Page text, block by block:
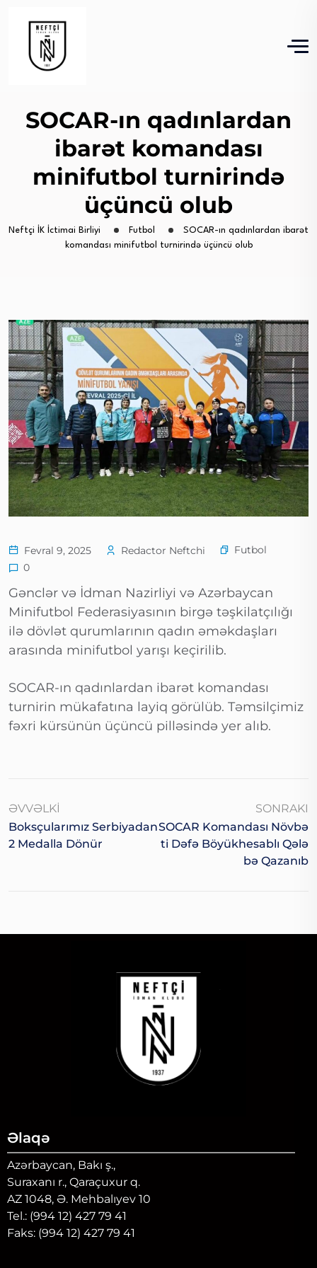
SOCAR-ın qadınlardan
ibarət komandası
minifutbol turnirində
üçüncü olub
Neftçi İK İctimai Birliyi Futbol
SOCAR-ın qadınlardan ibarət
komandası minifutbol turnirində üçüncü olub
Fevral 9, 2025 Redactor Neftchi
Futbol
0
Gənclər və İdman Nazirliyi və Azərbaycan
Minifutbol Federasiyasının birgə təşkilatçılığı
ilə dövlət qurumlarının qadın əməkdaşları
arasında minifutbol yarışı keçirilib.
SOCAR-ın qadınlardan ibarət komandası
turnirin mükafatına layiq görülüb. Təmsilçimiz
fəxri kürsünün üçüncü pilləsində yer alıb.
ƏVVƏLKI
Boksçularımız Serbiyadan
2 Medalla Dönür
SONRAKI
SOCAR Komandası Növbə
Ti Dəfə Böyükhesablı Qələ
Bə Qazanıb
Əlaqə
Azərbaycan, Bakı ş.,
Suraxanı r., Qaraçuxur q.
AZ 1048, Ə. Mehbalıyev 10
Tel.: (994 12) 427 79 41
Faks: (994 12) 427 79 41